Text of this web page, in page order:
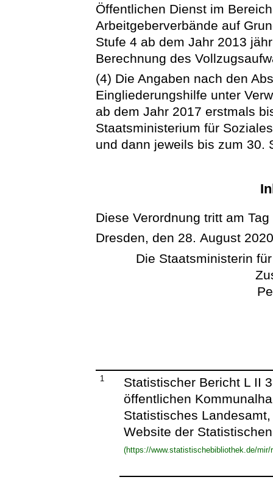
Öffentlichen Dienst im
Arbeitgeberverbände auf
Stufe 4 ab dem Jahr 2013
Berechnung des
(4) Die Angaben nach den
Eingliederungshilfe unter
ab dem Jahr 2017 erstmals
Staatsministerium für
und dann jeweils bis zum 30.
Diese Verordnung tritt am
Dresden, den 28. August
Die Staatsministerin
1
Statistischer Bericht L II
öffentlichen
Statistisches
Website der
(https://www.statistischebibliothek.de/